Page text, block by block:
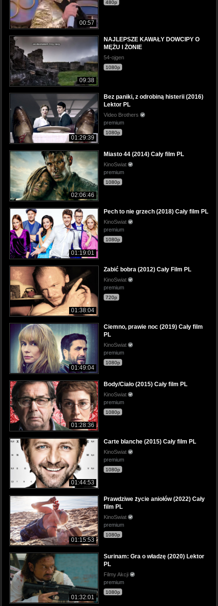
00:57
480p
09:38
NAJLEPSZE KAWAŁY DOWCIPY O
MĘŻU I ŻONIE
54-ojgen
1080p
01:29:39
Bez paniki, z odrobiną histerii (2016)
Lektor PL
Video Brothers
premium
1080p
02:06:46
Miasto 44 (2014) Cały film PL
KinoSwiat
premium
1080p
01:19:01
Pech to nie grzech (2018) Cały film PL
KinoSwiat
premium
1080p
01:38:04
Zabić bobra (2012) Cały Film PL
KinoSwiat
premium
720p
01:49:04
Ciemno, prawie noc (2019) Cały film
PL
KinoSwiat
premium
1080p
01:28:36
Body/Ciało (2015) Cały film PL
KinoSwiat
premium
1080p
01:44:53
Carte blanche (2015) Cały film PL
KinoSwiat
premium
1080p
01:15:53
Prawdziwe życie aniołów (2022) Cały
film PL
KinoSwiat
premium
1080p
01:32:01
Surinam: Gra o władzę (2020) Lektor
PL
Filmy Akcji
premium
1080p